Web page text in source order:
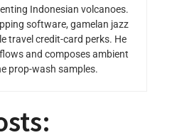
Indonesian volcanoes.
software, gamelan jazz
travel credit-card perks. He
and composes ambient
prop-wash samples.